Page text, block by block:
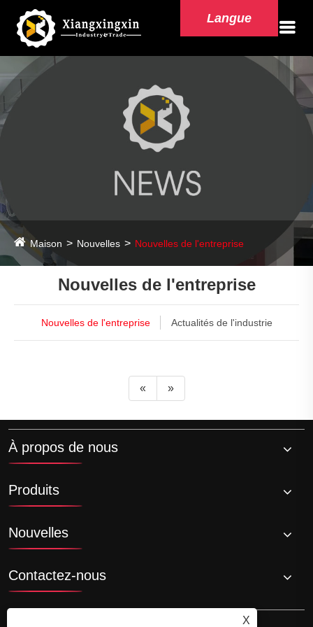
Langue
Maison Nouvelles Nouvelles de l'entreprise
Nouvelles de l'entreprise
Nouvelles de l'entreprise Actualités de l'industrie
« »
À propos de nous
Produits
Nouvelles
Contactez-nous
X